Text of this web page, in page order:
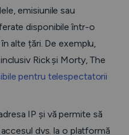
emisiunile sau
disponibile într-o
alte țări. De exemplu,
Rick și Morty, The
pentru telespectatorii
IP și vă permite să
dvs. la o platformă